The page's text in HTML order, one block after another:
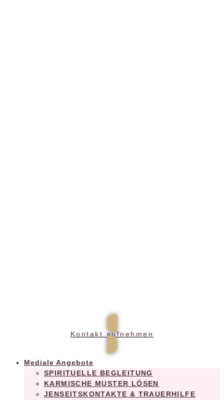
Kontakt aufnehmen
Mediale Angebote
SPIRITUELLE BEGLEITUNG
KARMISCHE MUSTER LÖSEN
JENSEITSKONTAKTE & TRAUERHILFE